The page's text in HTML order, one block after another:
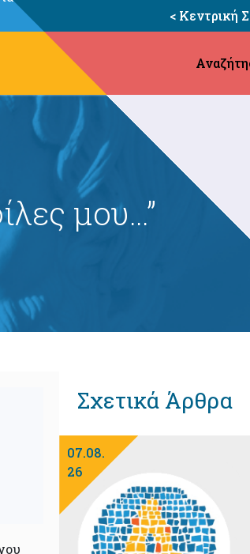
< Κεντρική
μου…”
Σχετικά Άρθρα
07.08.
26